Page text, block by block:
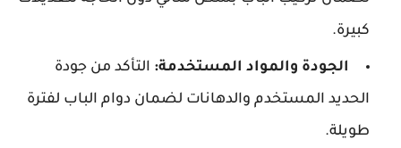
كبيرة.
الجودة والمواد المستخدمة: التأكد من جودة
الحديد المستخدم والدهانات لضمان دوام الباب لفترة
طويلة.